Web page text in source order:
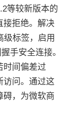
等较新版本的
接拒绝。解决
级标签，启用
手安全连接。
时间偏差过
访问。通过这
碍，为微软商